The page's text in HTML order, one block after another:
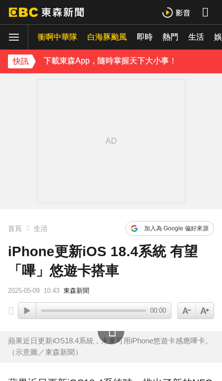
衝啊中華隊 白海豚颱風 即時 熱門 生活
快訊
ENHYPEN西村力站姐輕生亡！生前淚喊「本想再活久點」粉絲怒轟：別再差別對待
下載東森App，隨時掌握天下大小事！
首頁 生活 加入為 Google 偏好來源
iPhone更新iOS 18.4系統 有望
「嗶」悠遊卡搭車
2025-05-09 10:43 東森新聞
00:00
蘋果近日更新iOS18.4系統，未來可用iPhone悠遊卡感應嗶卡。
（示意圖／東森新聞）